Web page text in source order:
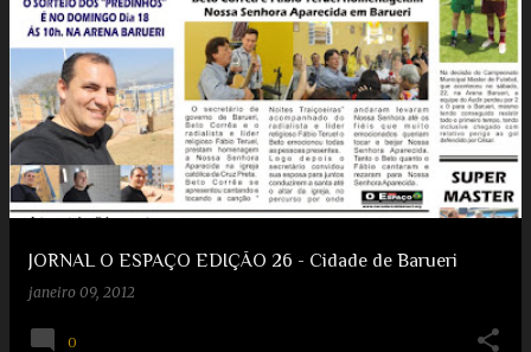
JORNAL O ESPAÇO EDIÇÃO 26 - Cidade de Barueri
janeiro 09, 2012
0